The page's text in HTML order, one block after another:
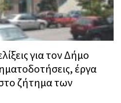
για τον Δήμο
έργα
ζήτημα των